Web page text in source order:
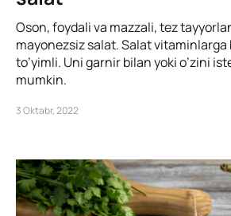
Oson, foydali va mazzali, tez
mayonezsiz salat. Salat vitaminlarga
to’yimli. Uni garnir bilan yoki o’zini
mumkin.
3 Oktabr, 2022